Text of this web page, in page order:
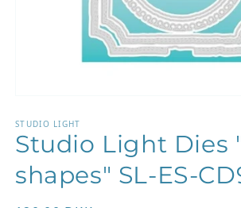
1
i
modus
STUDIO LIGHT
Studio Light Dies
shapes" SL-ES-